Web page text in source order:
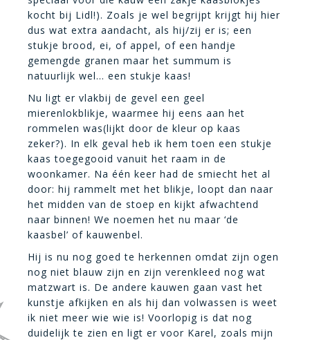
kocht bij Lidl!). Zoals je wel begrijpt krijgt hij hier
dus wat extra aandacht, als hij/zij er is; een
stukje brood, ei, of appel, of een handje
gemengde granen maar het summum is
natuurlijk wel… een stukje kaas!
Nu ligt er vlakbij de gevel een geel
mierenlokblikje, waarmee hij eens aan het
rommelen was(lijkt door de kleur op kaas
zeker?). In elk geval heb ik hem toen een stukje
kaas toegegooid vanuit het raam in de
woonkamer. Na één keer had de smiecht het al
door: hij rammelt met het blikje, loopt dan naar
het midden van de stoep en kijkt afwachtend
naar binnen! We noemen het nu maar ‘de
kaasbel’ of kauwenbel.
Hij is nu nog goed te herkennen omdat zijn ogen
nog niet blauw zijn en zijn verenkleed nog wat
matzwart is. De andere kauwen gaan vast het
kunstje afkijken en als hij dan volwassen is weet
ik niet meer wie wie is! Voorlopig is dat nog
duidelijk te zien en ligt er voor Karel, zoals mijn